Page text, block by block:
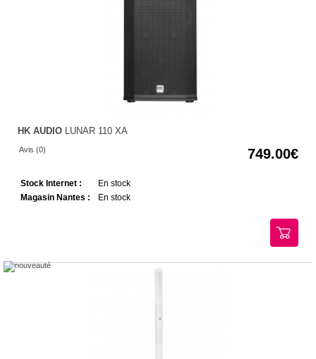
HK AUDIO LUNAR 110 XA
Avis (0) 749.00
Stock Internet :
En stock
Magasin Nantes :
En stock